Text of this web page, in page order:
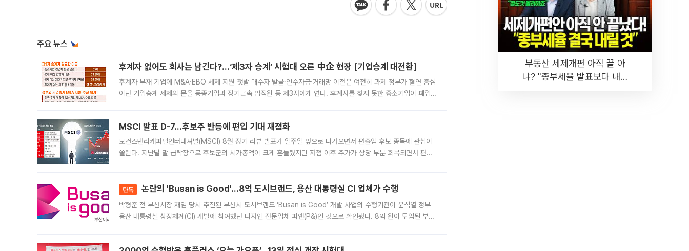
주요 뉴스
후계자 없어도 회사는 남긴다?…‘제3자 승계’ 시험대 오른 中企 현장 [기업승계 대전환]
후계자 부재 기업에 M&A·EBO 세제 지원 첫발 매수자 발굴·인수자금·거래망 이전은 여전히 과제 정부가 혈연 중심
이던 기업승계 세제의 문을 동종기업과 장기근속 임직원 등 제3자에게 연다. 후계자를 찾지 못한 중소기업이 폐업
MSCI 발표 D-7…후보주 반등에 편입 기대 재점화
모건스탠리캐피털인터내셔널(MSCI) 8월 정기 리뷰 발표가 일주일 앞으로 다가오면서 편출입 후보 종목에 관심이
쏠린다. 지난달 말 급락장으로 후보군의 시가총액이 크게 흔들렸지만 저점 이후 주가가 상당 부분 회복되면서 편입
단독 논란의 'Busan is Good'…8억 도시브랜드, 용산 대통령실 CI 업체가 수행
박형준 전 부산시장 재임 당시 추진된 부산시 도시브랜드 ‘Busan is Good’ 개발 사업의 수행기관이 윤석열 정부
용산 대통령실 상징체계(CI) 개발에 참여했던 디자인 전문업체 피앤(P&)인 것으로 확인됐다. 8억 원이 투입된 부산
부동산 세제개편 아직 끝 아
냐? "종부세율 발표보다 내릴